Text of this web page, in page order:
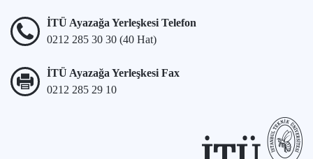
İTÜ Ayazağa Yerleşkesi Telefon
0212 285 30 30 (40 Hat)
İTÜ Ayazağa Yerleşkesi Fax
0212 285 29 10